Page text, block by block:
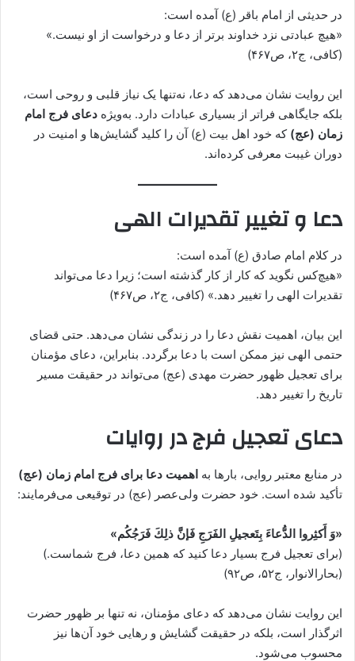
در حدیثی از امام باقر (ع) آمده است:
«هیچ عبادتی نزد خداوند برتر از دعا و درخواست از او نیست.»
(کافی، ج۲، ص۴۶۷)
این روایت نشان می‌دهد که دعا، نه‌تنها یک نیاز قلبی و روحی است،
بلکه جایگاهی فراتر از بسیاری عبادات دارد. به‌ویژه دعای فرج امام
زمان (عج) که خود اهل بیت (ع) آن را کلید گشایش‌ها و امنیت در
دوران غیبت معرفی کرده‌اند.
دعا و تغییر تقدیرات الهی
در کلام امام صادق (ع) آمده است:
«هیچ‌کس نگوید که کار از کار گذشته است؛ زیرا دعا می‌تواند
تقدیرات الهی را تغییر دهد.» (کافی، ج۲، ص۴۶۷)
این بیان، اهمیت نقش دعا را در زندگی نشان می‌دهد. حتی قضای
حتمی الهی نیز ممکن است با دعا برگردد. بنابراین، دعای مؤمنان
برای تعجیل ظهور حضرت مهدی (عج) می‌تواند در حقیقت مسیر
تاریخ را تغییر دهد.
دعای تعجیل فرج در روایات
در منابع معتبر روایی، بارها به اهمیت دعا برای فرج امام زمان (عج)
تأکید شده است. خود حضرت ولی‌عصر (عج) در توقیعی می‌فرمایند:
«وَ أَكثِروا الدُّعاءَ بِتَعجيلِ الفَرَجِ فَإنَّ ذلِكَ فَرَجُكُم»
(برای تعجیل فرج بسیار دعا کنید که همین دعا، فرج شماست.)
(بحارالانوار، ج۵۲، ص۹۲)
این روایت نشان می‌دهد که دعای مؤمنان، نه تنها بر ظهور حضرت
اثرگذار است، بلکه در حقیقت گشایش و رهایی خود آن‌ها نیز
محسوب می‌شود.